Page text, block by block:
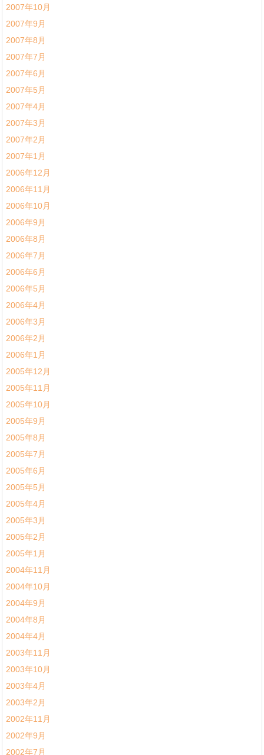
2007年10月
2007年9月
2007年8月
2007年7月
2007年6月
2007年5月
2007年4月
2007年3月
2007年2月
2007年1月
2006年12月
2006年11月
2006年10月
2006年9月
2006年8月
2006年7月
2006年6月
2006年5月
2006年4月
2006年3月
2006年2月
2006年1月
2005年12月
2005年11月
2005年10月
2005年9月
2005年8月
2005年7月
2005年6月
2005年5月
2005年4月
2005年3月
2005年2月
2005年1月
2004年11月
2004年10月
2004年9月
2004年8月
2004年4月
2003年11月
2003年10月
2003年4月
2003年2月
2002年11月
2002年9月
2002年7月